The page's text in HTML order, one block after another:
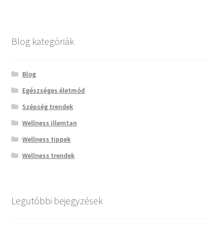
Blog kategóriák
Blog
Egészséges életmód
Szépség trendek
Wellness illemtan
Wellness tippek
Wellness trendek
Legutóbbi bejegyzések